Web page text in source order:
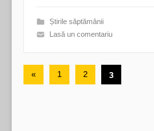
Știrile săptămânii
Lasă un comentariu
Paginație
«Articole
1 2 3